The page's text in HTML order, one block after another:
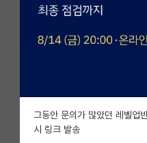
전체글보기
베스트 게시판
자유 게시판(아무개랩)
미국 유학 게시판
그동안 문의가 많았던 레벨업
시 링크 발송